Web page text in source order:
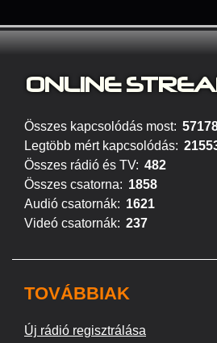
ONLINE S
Összes kapcsolódás most:
Legtöbb mért kapcsolódás:
Összes rádió és TV: 482
Összes csatorna: 1858
Audió csatornák: 1621
Videó csatornák: 237
TOVÁBBIAK
Új rádió regisztrálása